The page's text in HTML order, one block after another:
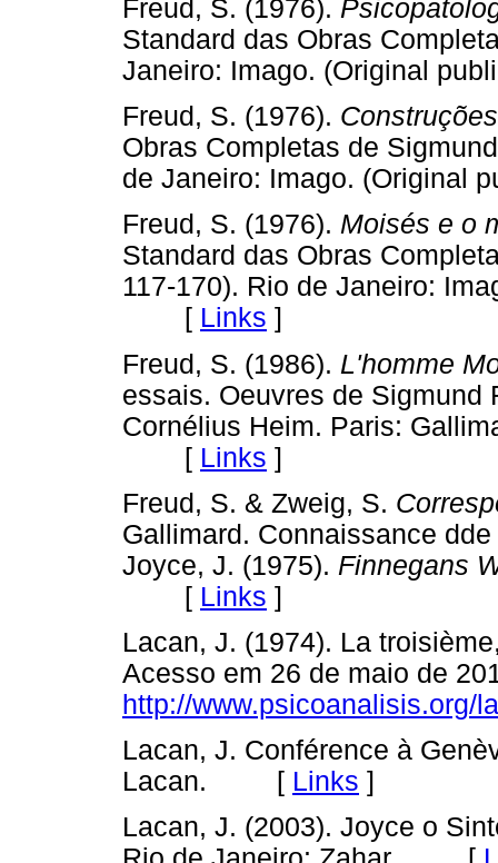
Freud, S. (1976).
Standard das Obras
Janeiro: Imago. (Original
Freud, S. (1976).
Obras Completas de
de Janeiro: Imago.
Freud, S. (1976). Moisés e o
Standard das Obras
117-170). Rio de Janeiro:
[ Links ]
Freud, S. (1986). L'homme
essais. Oeuvres de Sigmund
Cornélius Heim. Paris:
[ Links ]
Freud, S. & Zweig, S.
Gallimard. Connaissance
Joyce, J. (1975). Finnegans
[ Links ]
Lacan, J. (1974). La
Acesso em 26 de maio de
http://www.psicoanalisis.org/
Lacan, J. Conférence à
Lacan. [ Links ]
Lacan, J. (2003). Joyce o